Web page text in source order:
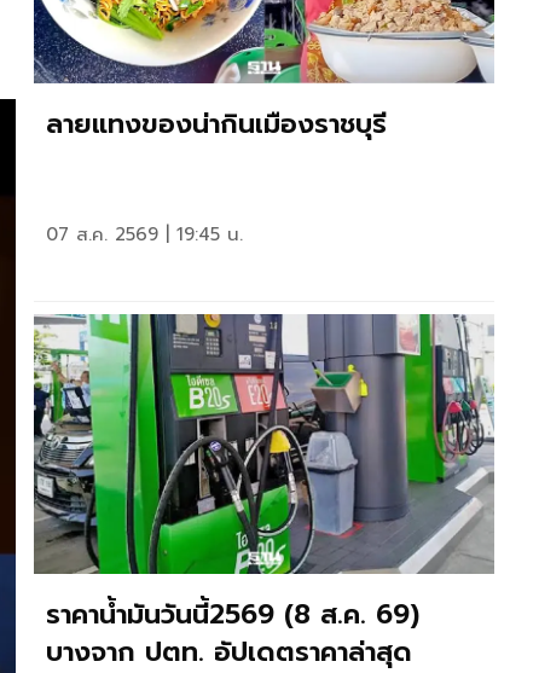
ลายแทงของน่ากินเมืองราชบุรี
07 ส.ค. 2569 | 19:45 น.
ราคาน้ำมันวันนี้2569 (8 ส.ค. 69)
บางจาก ปตท. อัปเดตราคาล่าสุด